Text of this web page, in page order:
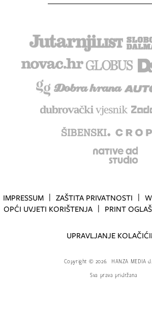
IMPRESSUM ZAŠTITA PRIVATNOSTI
OPĆI UVJETI KORIŠTENJA
PRINT
UPRAVLJANJE
Copyright © 2026.
HANZA MEDIA
Sva prava pridržana